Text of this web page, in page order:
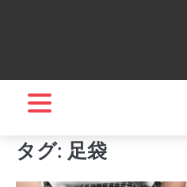
タグ: 足袋